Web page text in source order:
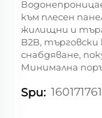
към плесен
жилищни и
B2B,
снабдяване,
Минимална
Spu: